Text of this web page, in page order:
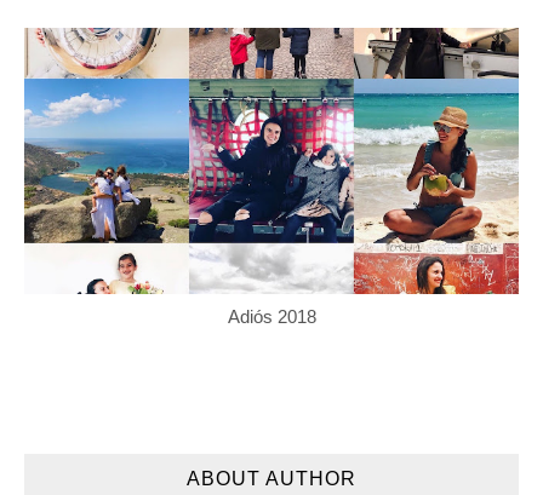
Adiós 2018
ABOUT AUTHOR